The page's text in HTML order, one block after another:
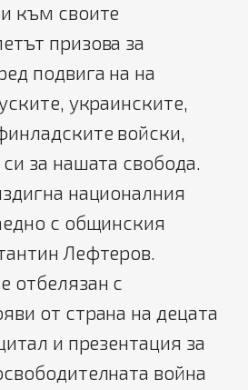
към своите
призова за
подвига на на
украинските,
войски,
за нашата свобода.
националния
с общинския
Лефтеров.
отбелязан с
от страна на децата
и презентация за
война